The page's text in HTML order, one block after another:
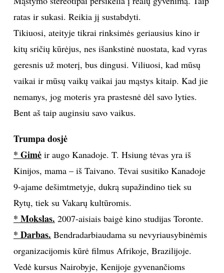
ratas ir sukasi. Reikia jį sustabdyti.
Tikiuosi, ateityje tikrai rinksimės geriausius kino ir
kitų sričių kūrėjus, nes išankstinė nuostata, kad vyras
geresnis už moterį, bus dingusi. Viliuosi, kad mūsų
vaikai ir mūsų vaikų vaikai jau mąstys kitaip. Kad jie
nemanys, jog moteris yra prastesnė dėl savo lyties.
Bent aš taip auginsiu savo vaikus.
Trumpa dosjė
* Gimėir augo Kanadoje. T. Hsiung tėvas yra iš
Kinijos, mama – iš Taivano. Tėvai susitiko Kanadoje
9-ajame dešimtmetyje, dukrą supažindino tiek su
Rytų, tiek su Vakarų kultūromis.
* Mokslas. 2007-aisiais baigė kino studijas Toronte.
* Darbas. Bendradarbiaudama su nevyriausybinėmis
organizacijomis kūrė filmus Afrikoje, Brazilijoje.
Vedė kursus Nairobyje, Kenijoje gyvenančioms